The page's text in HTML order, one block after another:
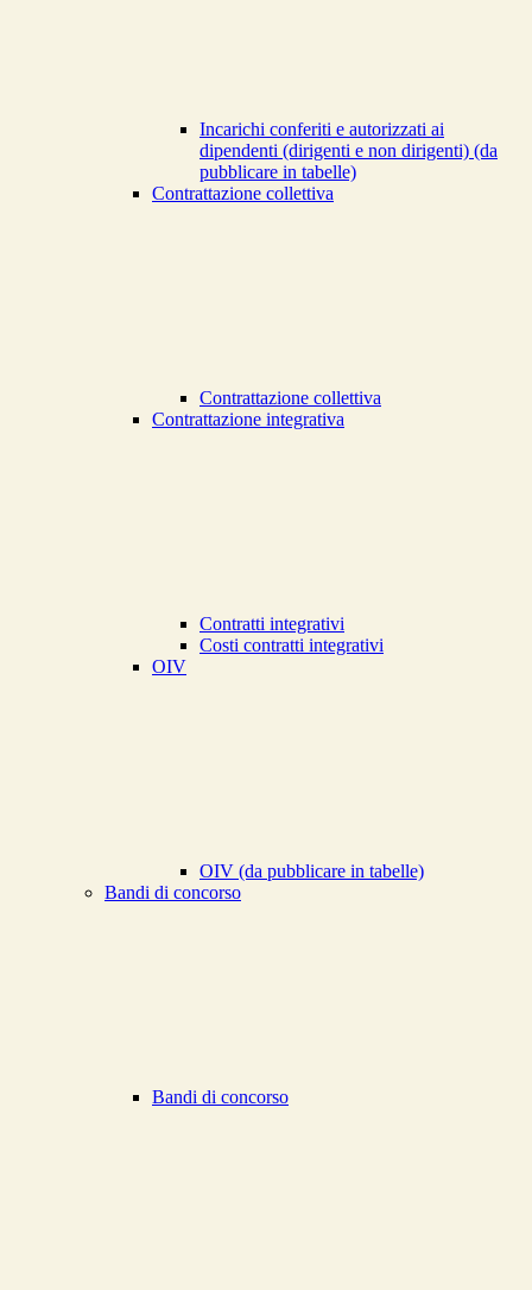
Incarichi conferiti e autorizzati ai
dipendenti (dirigenti e non dirigenti) (da
pubblicare in tabelle)
Contrattazione collettiva
Contrattazione collettiva
Contrattazione integrativa
Contratti integrativi
Costi contratti integrativi
OIV
OIV (da pubblicare in tabelle)
Bandi di concorso
Bandi di concorso